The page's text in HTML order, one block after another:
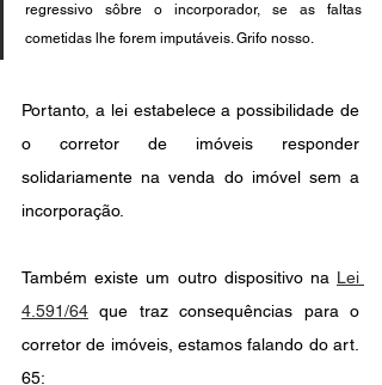
regressivo sôbre o incorporador, se as faltas
cometidas lhe forem imputáveis. Grifo nosso.
Portanto, a lei estabelece a possibilidade de
o corretor de imóveis responder
solidariamente na venda do imóvel sem a
incorporação.
Também existe um outro dispositivo na Lei
4.591/64 que traz consequências para o
corretor de imóveis, estamos falando do art.
65: